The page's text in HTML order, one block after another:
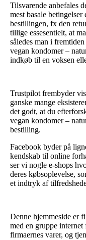
Tilsvarende anbefales
mest basale
bestillingen, fx den
tillige essesentielt, at
således man i
vegan kondomer –
indkøb til en voksen
Trustpilot frembyder
ganske mange
det godt, at du
vegan kondomer –
bestilling.
Facebook byder på
kendskab til online
ser vi nogle e-shops
deres købsoplevelse,
et indtryk af
Denne hjemmeside er
med en gruppe
firmaernes varer, og